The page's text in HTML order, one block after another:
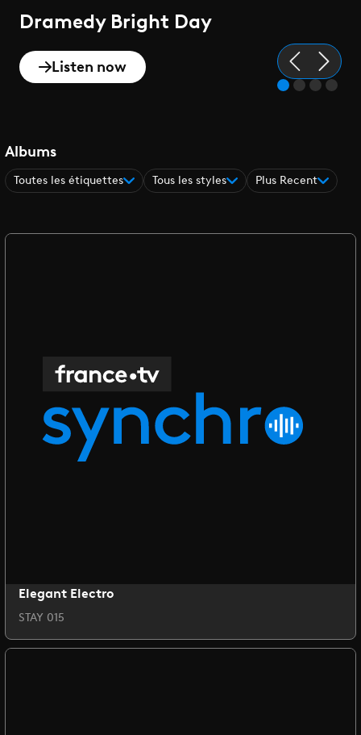
Epique
Discover
Albums
Toutes les étiquettes Tous les styles Plus Recent
Elegant Electro
STAY 015